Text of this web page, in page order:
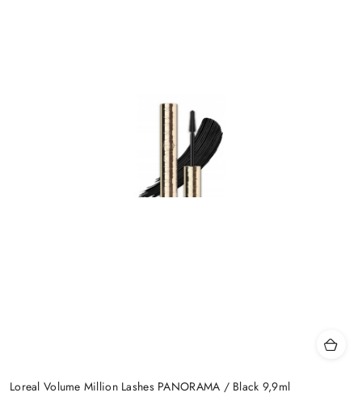
Loreal Volume Million Lashes PANORAMA / Black 9,9ml